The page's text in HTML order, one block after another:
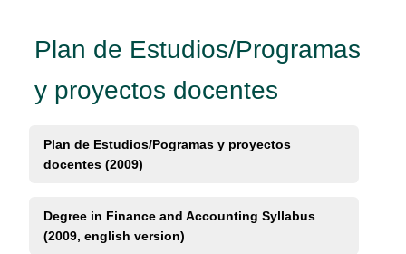
Plan de Estudios/Programas
y proyectos docentes
Plan de Estudios/Pogramas y proyectos
docentes (2009)
Degree in Finance and Accounting Syllabus
(2009, english version)